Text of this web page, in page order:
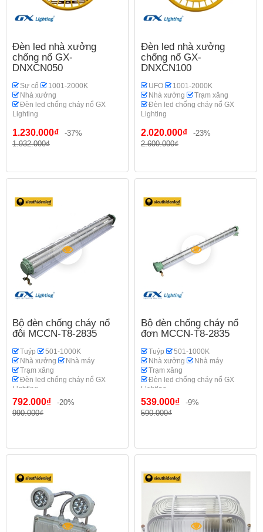
Đèn led nhà xưởng
chống nổ GX-
DNXCN050
Sự cố
1001-2000K
Nhà xưởng
Đèn led chống cháy nổ GX
Lighting
1.230.000₫
-37%
1.932.000₫
Đèn led nhà xưởng
chống nổ GX-
DNXCN100
UFO
1001-2000K
Nhà xưởng
Trạm xăng
Đèn led chống cháy nổ GX
Lighting
2.020.000₫
-23%
2.600.000₫
Bộ đèn chống cháy nổ
đôi MCCN-T8-2835
Tuýp
501-1000K
Nhà xưởng
Nhà máy
Trạm xăng
Đèn led chống cháy nổ GX
Lighting
792.000₫
-20%
990.000₫
Bộ đèn chống cháy nổ
đơn MCCN-T8-2835
Tuýp
501-1000K
Nhà xưởng
Nhà máy
Trạm xăng
Đèn led chống cháy nổ GX
Lighting
539.000₫
-9%
590.000₫